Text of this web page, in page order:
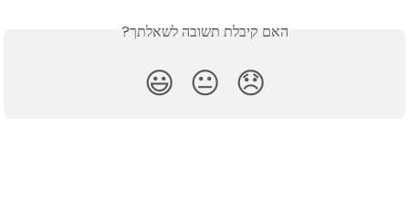
האם קיבלת תשובה לשאלתך?
😞
😐
😃